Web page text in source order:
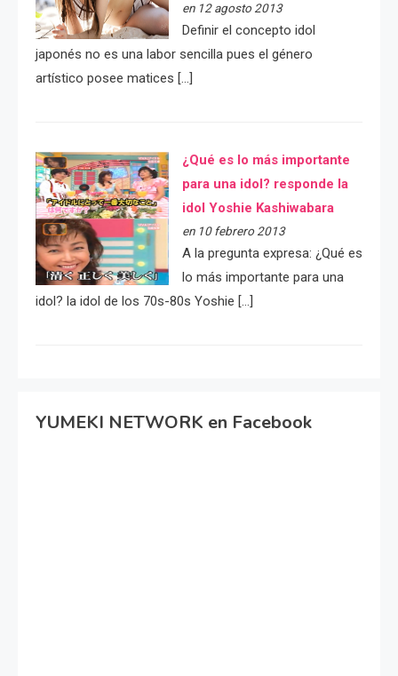
en 12 agosto 2013
Definir el concepto idol
japonés no es una labor sencilla pues el género
artístico posee matices […]
¿Qué es lo más importante
para una idol? responde la
idol Yoshie Kashiwabara
en 10 febrero 2013
A la pregunta expresa: ¿Qué es
lo más importante para una
idol? la idol de los 70s-80s Yoshie […]
YUMEKI NETWORK en Facebook